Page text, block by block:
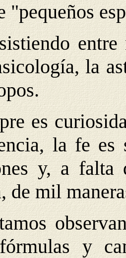
"pequeños
la
es
la fe es
y, a falta
de mil
y